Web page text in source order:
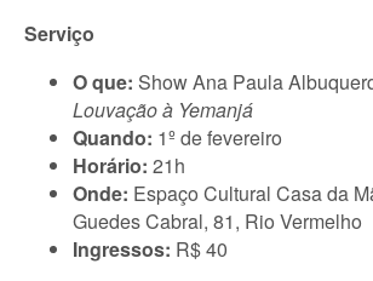
Serviço
O que: Show Ana Paula
Louvação à Yemanjá
Quando: 1º de fevereiro
Horário: 21h
Onde: Espaço Cultural Casa da
Guedes Cabral, 81, Rio Vermelho
Ingressos: R$ 40